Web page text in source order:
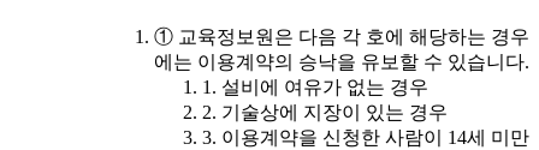
① 교육정보원은 다음 각 호에 해당하는 경우
에는 이용계약의 승낙을 유보할 수 있습니다.
1. 설비에 여유가 없는 경우
2. 기술상에 지장이 있는 경우
3. 이용계약을 신청한 사람이 14세 미만